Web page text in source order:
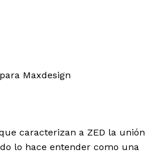
Maxdesign
caracterizan a ZED la unión
lo hace entender como una